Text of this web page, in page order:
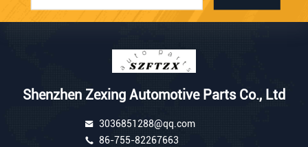
Shenzhen Zexing Automotive Parts Co., Ltd
3036851288@qq.com
86-755-82267663